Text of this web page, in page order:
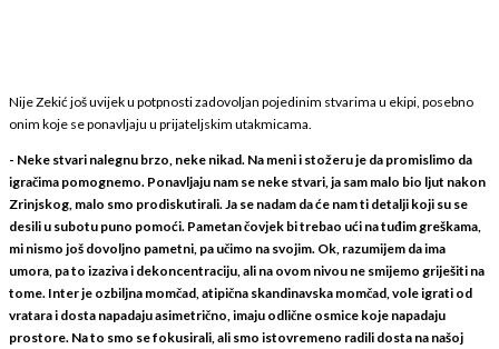
Nije Zekić još uvijek u potpnosti zadovoljan pojedinim stvarima u ekipi, posebno
onim koje se ponavljaju u prijateljskim utakmicama.
- Neke stvari nalegnu brzo, neke nikad. Na meni i stožeru je da promislimo da
igračima pomognemo. Ponavljaju nam se neke stvari, ja sam malo bio ljut nakon
Zrinjskog, malo smo prodiskutirali. Ja se nadam da će nam ti detalji koji su se
desili u subotu puno pomoći. Pametan čovjek bi trebao ući na tuđim greškama,
mi nismo još dovoljno pametni, pa učimo na svojim. Ok, razumijem da ima
umora, pa to izaziva i dekoncentraciju, ali na ovom nivou ne smijemo griješiti na
tome. Inter je ozbiljna momčad, atipična skandinavska momčad, vole igrati od
vratara i dosta napadaju asimetrično, imaju odlične osmice koje napadaju
prostore. Na to smo se fokusirali, ali smo istovremeno radili dosta na našoj